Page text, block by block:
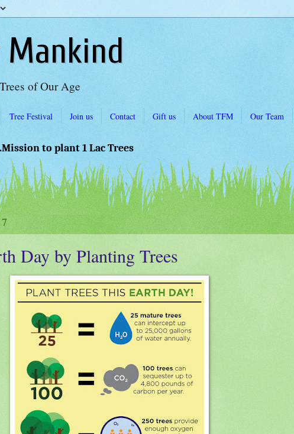
of Our Age
Tree Festival Join us Contact Gift us About TFM Our Team
to plant 1 Lac Trees
Day by Planting Trees